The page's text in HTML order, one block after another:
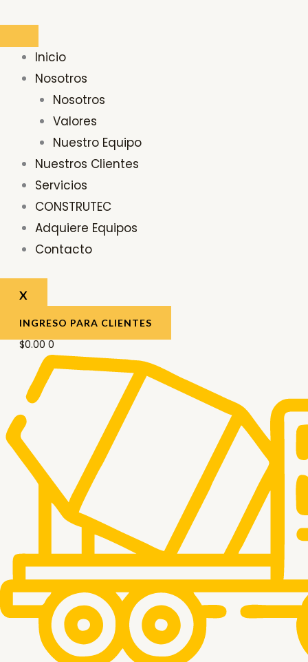
contenido
Inicio
Nosotros
Nosotros
Valores
Nuestro Equipo
Nuestros Clientes
Servicios
CONSTRUTEC
Adquiere Equipos
Contacto
X
INGRESO PARA CLIENTES
$0.00 0